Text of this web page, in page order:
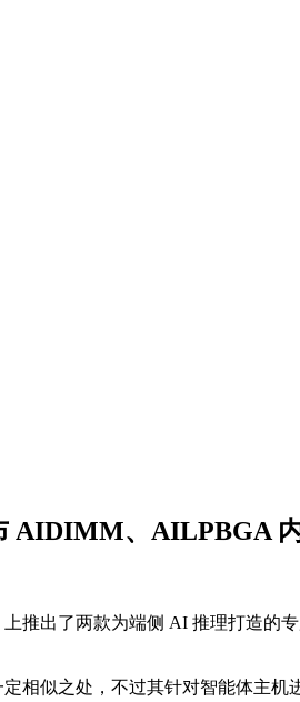
AIDIMM、AILPBGA
上推出了两款为端侧 AI 推理打造
相似之处，不过其针对智能体主机